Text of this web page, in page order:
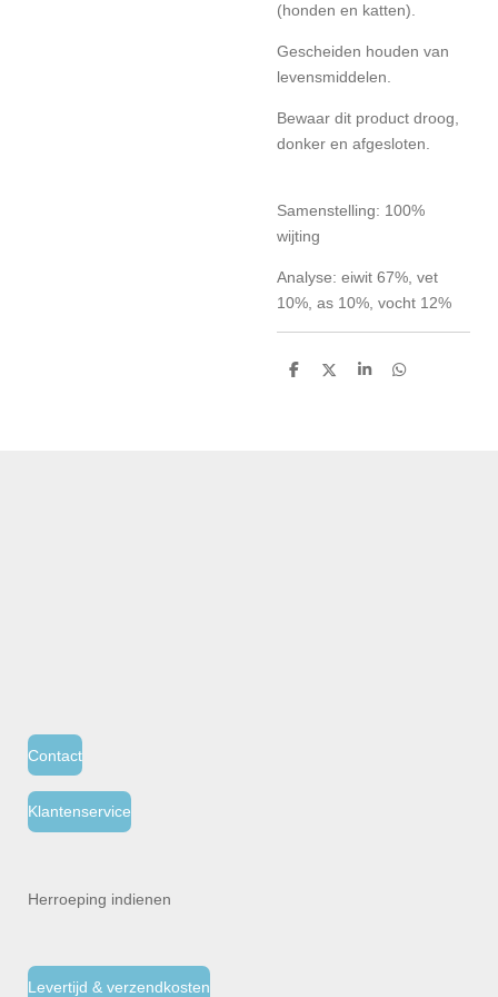
(honden en katten).
Gescheiden houden van
levensmiddelen.
Bewaar dit product droog,
donker en afgesloten.
Samenstelling: 100%
wijting
Analyse: eiwit 67%, vet
10%, as 10%, vocht 12%
D
D
S
D
Contact
Klantenservice
Herroeping indienen
Levertijd & verzendkosten